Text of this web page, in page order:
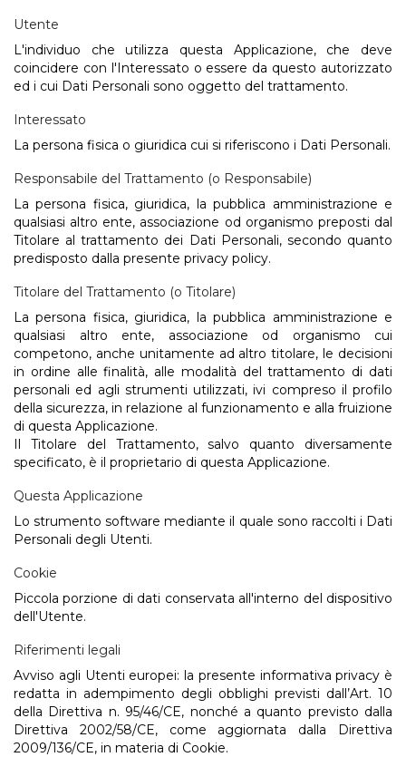
Utente
L'individuo che utilizza questa Applicazione, che deve
coincidere con l'Interessato o essere da questo autorizzato
ed i cui Dati Personali sono oggetto del trattamento.
Interessato
La persona fisica o giuridica cui si riferiscono i Dati Personali.
Responsabile del Trattamento (o Responsabile)
La persona fisica, giuridica, la pubblica amministrazione e
qualsiasi altro ente, associazione od organismo preposti dal
Titolare al trattamento dei Dati Personali, secondo quanto
predisposto dalla presente privacy policy.
Titolare del Trattamento (o Titolare)
La persona fisica, giuridica, la pubblica amministrazione e
qualsiasi altro ente, associazione od organismo cui
competono, anche unitamente ad altro titolare, le decisioni
in ordine alle finalità, alle modalità del trattamento di dati
personali ed agli strumenti utilizzati, ivi compreso il profilo
della sicurezza, in relazione al funzionamento e alla fruizione
di questa Applicazione.
Il Titolare del Trattamento, salvo quanto diversamente
specificato, è il proprietario di questa Applicazione.
Questa Applicazione
Lo strumento software mediante il quale sono raccolti i Dati
Personali degli Utenti.
Cookie
Piccola porzione di dati conservata all'interno del dispositivo
dell'Utente.
Riferimenti legali
Avviso agli Utenti europei: la presente informativa privacy è
redatta in adempimento degli obblighi previsti dall’Art. 10
della Direttiva n. 95/46/CE, nonché a quanto previsto dalla
Direttiva 2002/58/CE, come aggiornata dalla Direttiva
2009/136/CE, in materia di Cookie.